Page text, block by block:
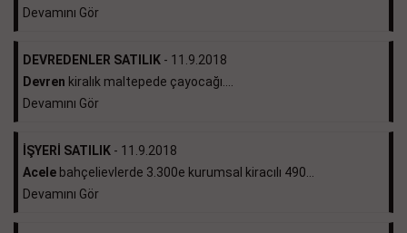
Devamını Gör
DEVREDENLER SATILIK - 11.9.2018
Devren kiralık maltepede çayocağı....
Devamını Gör
İŞYERİ SATILIK - 11.9.2018
Acele bahçelievlerde 3.300e kurumsal kiracılı 490...
Devamını Gör